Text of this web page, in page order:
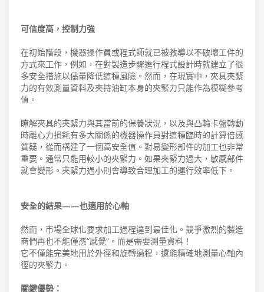
可信度高，控制力強
在初始階段，機器操作員或程式師就已被教導以不破壞工件的
方式來工作，例如，在對製造步驟進行程式設計時就建立了很
多安全措施以儘量降低這種風險。然而，在現實中，夾具夾緊
力的有效測量資料及夾持油缸本身的夾緊力只能作為模糊參考
值。
瞭解夾具的夾緊力與其當前的保養狀況，以及與凸輪卡盤轉動
時離心力損耗有多大關係的機器操作員對這種臨時的計算倍感
質疑，從而構建了一個高安全值。對易變形部件的加工也非常
重要。通常只能用較小的夾緊力。如果夾緊力過大，敏感部件
就會變形。夾緊力過小則會導致合理加工的運行效率低下。
安全的結果——也適用於心軸
然而，市場全球化要求加工過程達到最佳化。競爭激烈的製造
商們再也不能僅憑“感覺”。而是需要測量資料！
它不僅能完美地用於外徑和旋轉過程，還能精確地測量心軸內
徑的夾緊力。
關鍵優勢：